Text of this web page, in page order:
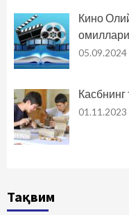
Кино
05.09.2024
Касбнинг
01.11.2023
Тақвим